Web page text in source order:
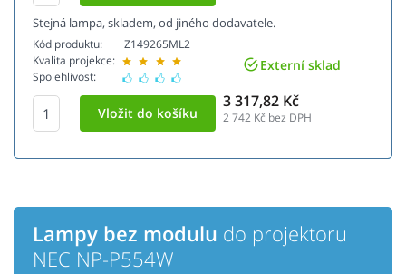
Stejná lampa, skladem, od jiného dodavatele.
Kód produktu:
Kvalita projekce:
Spolehlivost:
Z149265ML2
Externí sklad
3 317,82 Kč
2 742 Kč bez DPH
Lampy bez modulu do projektoru
NEC NP-P554W